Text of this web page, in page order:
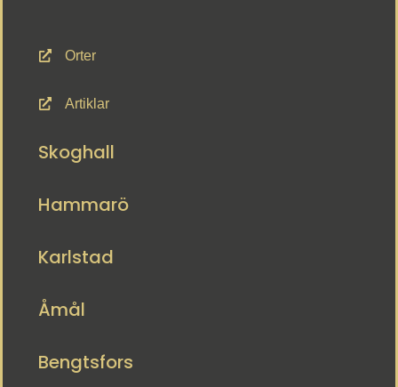
Orter
Artiklar
Skoghall
Hammarö
Karlstad
Åmål
Bengtsfors